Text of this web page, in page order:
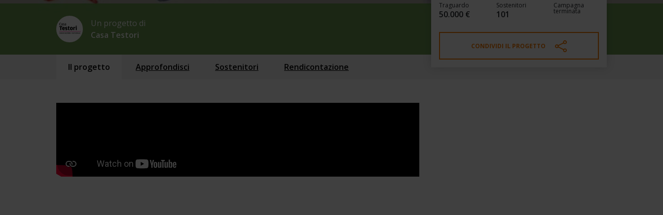
Un progetto di
Casa Testori
Traguardo
50.000 €
Sostenitori
101
Campagna
terminata
CONDIVIDI IL PROGETTO
Il progetto Approfondisci Sostenitori Rendicontazione